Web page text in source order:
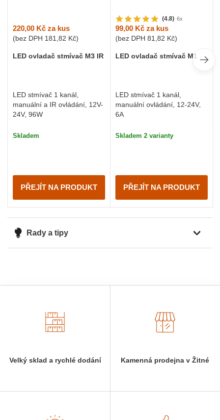
220,00 Kč za kus
(bez DPH 181,82 Kč)
LED ovladač stmívač M3 IR
LED stmívač 1 kanál,
manuální a IR ovládání, 12V-
24V, 96W
Skladem
PŘEJÍT NA PRODUKT
(4.8) 6x
99,00 Kč za kus
(bez DPH 81,82 Kč)
LED ovladač stmívač M1
LED stmívač 1 kanál,
manuální ovládání, 12-24V,
6A
Skladem 2 varianty
PŘEJÍT NA PRODUKT
Rady a tipy
Velký sklad a rychlé dodání Kamenná prodejna v Žitné